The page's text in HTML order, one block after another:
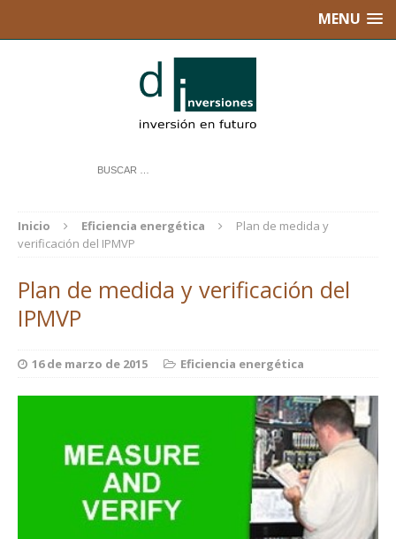
MENU
Inicio Eficiencia energética
Plan de medida y
verificación del IPMVP
Plan de medida y verificación del
IPMVP
16 de marzo de 2015 Eficiencia energética